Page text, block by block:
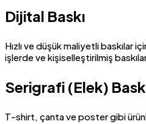
Dijital Baskı
Hızlı ve düşük maliyetli baskılar
işlerde ve kişiselleştirilmiş
Serigrafi (Elek)
T-shirt, çanta ve poster gibi